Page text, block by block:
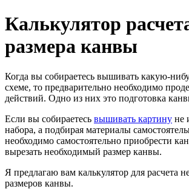
Калькулятор
размера канвы
Когда вы собираетесь вышивать какую-
схеме, то предварительно необходимо
действий. Одно из них это подготовка
Если вы собираетесь вышивать картину не
набора, а подбирая материалы
необходимо самостоятельно приобрести
вырезать необходимый размер канвы.
Я предлагаю вам калькулятор для расчета
размеров канвы.